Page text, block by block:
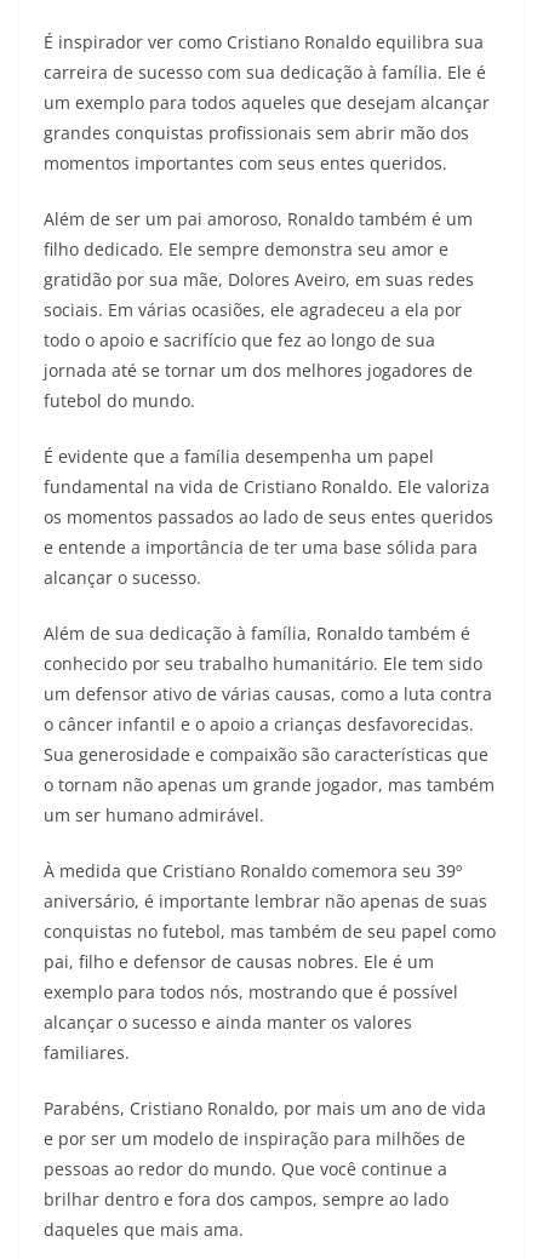
É inspirador ver como Cristiano Ronaldo equilibra sua
carreira de sucesso com sua dedicação à família. Ele é
um exemplo para todos aqueles que desejam alcançar
grandes conquistas profissionais sem abrir mão dos
momentos importantes com seus entes queridos.
Além de ser um pai amoroso, Ronaldo também é um
filho dedicado. Ele sempre demonstra seu amor e
gratidão por sua mãe, Dolores Aveiro, em suas redes
sociais. Em várias ocasiões, ele agradeceu a ela por
todo o apoio e sacrifício que fez ao longo de sua
jornada até se tornar um dos melhores jogadores de
futebol do mundo.
É evidente que a família desempenha um papel
fundamental na vida de Cristiano Ronaldo. Ele valoriza
os momentos passados ao lado de seus entes queridos
e entende a importância de ter uma base sólida para
alcançar o sucesso.
Além de sua dedicação à família, Ronaldo também é
conhecido por seu trabalho humanitário. Ele tem sido
um defensor ativo de várias causas, como a luta contra
o câncer infantil e o apoio a crianças desfavorecidas.
Sua generosidade e compaixão são características que
o tornam não apenas um grande jogador, mas também
um ser humano admirável.
À medida que Cristiano Ronaldo comemora seu 39º
aniversário, é importante lembrar não apenas de suas
conquistas no futebol, mas também de seu papel como
pai, filho e defensor de causas nobres. Ele é um
exemplo para todos nós, mostrando que é possível
alcançar o sucesso e ainda manter os valores
familiares.
Parabéns, Cristiano Ronaldo, por mais um ano de vida
e por ser um modelo de inspiração para milhões de
pessoas ao redor do mundo. Que você continue a
brilhar dentro e fora dos campos, sempre ao lado
daqueles que mais ama.